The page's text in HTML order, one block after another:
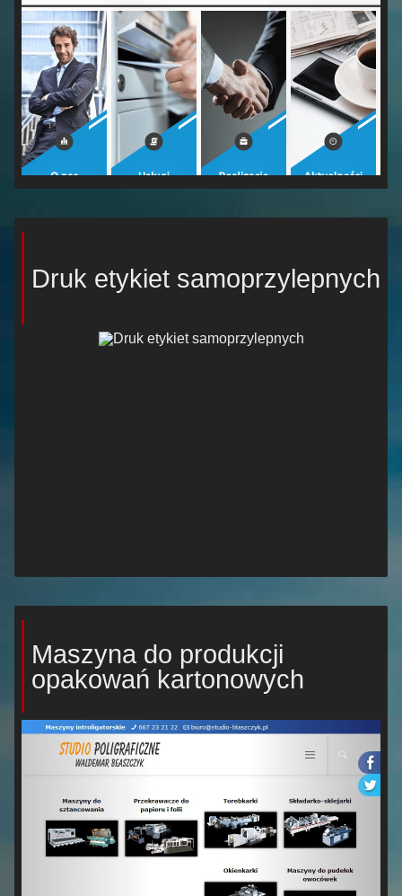
Druk etykiet samoprzylepnych
Maszyna do produkcji
opakowań kartonowych